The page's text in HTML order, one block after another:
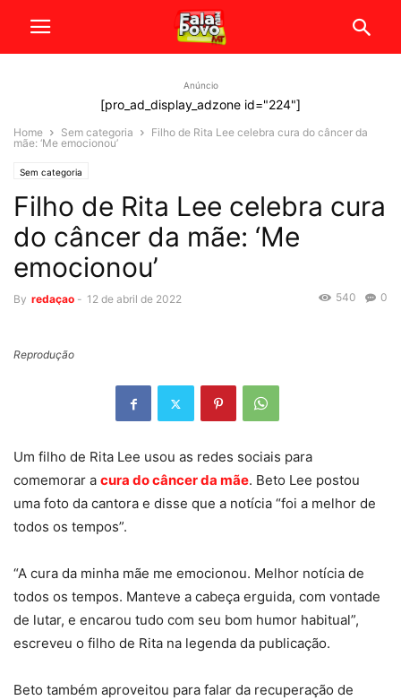
Anúncio
[pro_ad_display_adzone id="224"]
Home Sem categoria
Filho de Rita Lee celebra cura do câncer da
mãe: ‘Me emocionou’
Sem categoria
Filho de Rita Lee celebra cura
do câncer da mãe: ‘Me
emocionou’
By redaçao - 12 de abril de 2022 0
540
Reprodução
Um filho de Rita Lee usou as redes sociais para
comemorar a cura do câncer da mãe. Beto Lee postou
uma foto da cantora e disse que a notícia “foi a melhor de
todos os tempos”.
“A cura da minha mãe me emocionou. Melhor notícia de
todos os tempos. Manteve a cabeça erguida, com vontade
de lutar, e encarou tudo com seu bom humor habitual”,
escreveu o filho de Rita na legenda da publicação.
Beto também aproveitou para falar da recuperação de